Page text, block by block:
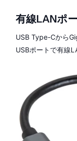
有線LANポ
USB Type-Cから
USBポートで有線